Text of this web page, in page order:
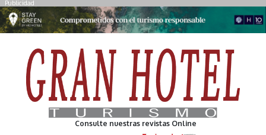
Publicidad
Consulte nuestras revistas Online